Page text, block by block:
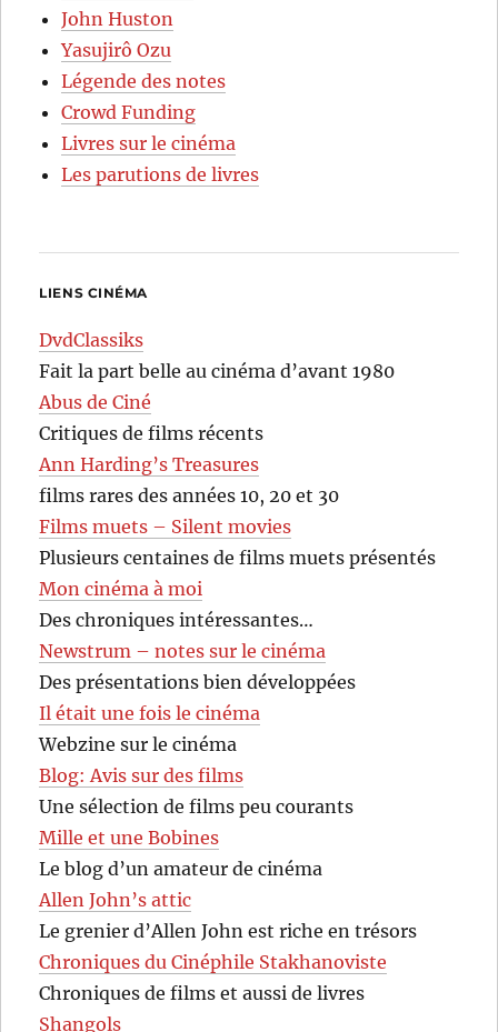
John Huston
Yasujirô Ozu
Légende des notes
Crowd Funding
Livres sur le cinéma
Les parutions de livres
LIENS CINÉMA
DvdClassiks
Fait la part belle au cinéma d’avant 1980
Abus de Ciné
Critiques de films récents
Ann Harding’s Treasures
films rares des années 10, 20 et 30
Films muets – Silent movies
Plusieurs centaines de films muets présentés
Mon cinéma à moi
Des chroniques intéressantes…
Newstrum – notes sur le cinéma
Des présentations bien développées
Il était une fois le cinéma
Webzine sur le cinéma
Blog: Avis sur des films
Une sélection de films peu courants
Mille et une Bobines
Le blog d’un amateur de cinéma
Allen John’s attic
Le grenier d’Allen John est riche en trésors
Chroniques du Cinéphile Stakhanoviste
Chroniques de films et aussi de livres
Shangols